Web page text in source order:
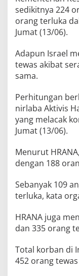
sedikitnya 224
orang terluka
Jumat (13/06).
Adapun Israel
tewas akibat
sama.
Perhitungan
nirlaba Aktivis
yang melacak
Jumat (13/06).
Menurut
dengan 188
Sebanyak 109
terluka, kata
HRANA juga
dan 335 orang
Total korban di
452 orang